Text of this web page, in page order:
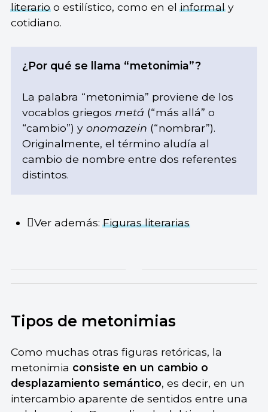
literarioo estilístico, como en elinformaly
cotidiano.
¿Por qué se llama “metonimia”?
La palabra “metonimia” proviene de los
vocablos griegos metá (“más allá” o
“cambio”) yonomazein (“nombrar”).
Originalmente, el término aludía al
cambio de nombre entre dos referentes
distintos.
Ver además:Figuras literarias
Tipos de metonimias
Como muchas otras figuras retóricas, la
metonimia consiste en un cambio o
desplazamiento semántico, es decir, en un
intercambio aparente de sentidos entre una